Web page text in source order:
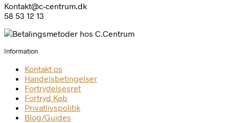
Kontakt@c-centrum.dk
58 53 12 13
Information
Kontakt os
Handelsbetingelser
Fortrydelsesret
Fortryd Køb
Privatlivspolitik
Blog/Guides